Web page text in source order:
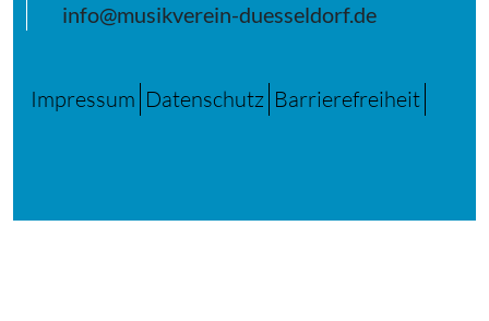
info@musikverein-duesseldorf.de
Impressum Datenschutz Barrierefreiheit